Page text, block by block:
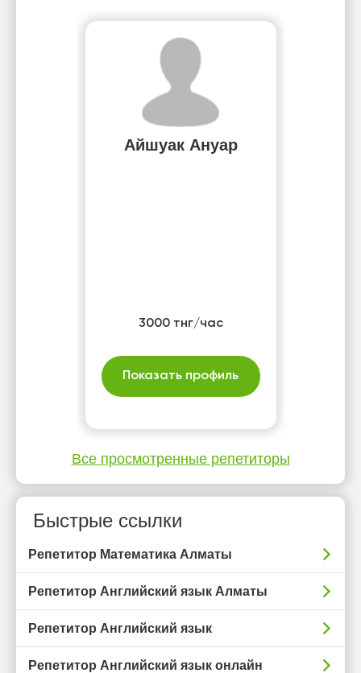
Айшуак Ануар
3000 тнг/час
Показать профиль
Все просмотренные репетиторы
Быстрые ссылки
Репетитор Математика Алматы
Репетитор Английский язык Алматы
Репетитор Английский язык
Репетитор Английский язык онлайн